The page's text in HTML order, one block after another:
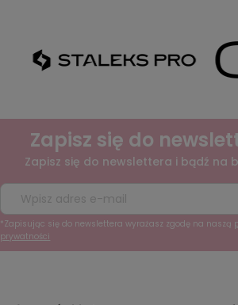
Zapisz się do
Zapisz się do newslettera i bądź na
*Zapisując się do newslettera wyrażasz zgodę na naszą
prywatności